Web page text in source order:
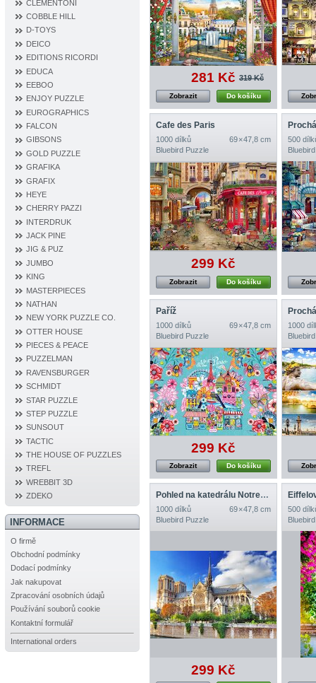
CLEMENTONI
COBBLE HILL
D‐TOYS
DEICO
EDITIONS RICORDI
EDUCA
EEBOO
ENJOY PUZZLE
EUROGRAPHICS
FALCON
GIBSONS
GOLD PUZZLE
GRAFIKA
GRAFIX
HEYE
CHERRY PAZZI
INTERDRUK
JACK PINE
JIG & PUZ
JUMBO
KING
MASTERPIECES
NATHAN
NEW YORK PUZZLE CO.
OTTER HOUSE
PIECES & PEACE
PUZZELMAN
RAVENSBURGER
SCHMIDT
STAR PUZZLE
STEP PUZZLE
SUNSOUT
TACTIC
THE HOUSE OF PUZZLES
TREFL
WREBBIT 3D
ZDEKO
INFORMACE
O firmě
Obchodní podmínky
Dodací podmínky
Jak nakupovat
Zpracování osobních údajů
Používání souborů cookie
Kontaktní formulář
International orders
281 Kč 319 Kč
Do košíku
Zobrazit
Cafe des Paris
1000 dílků
69 × 47,8 cm
Bluebird Puzzle
299 Kč
Do košíku
Zobrazit
500
Paříž
1000 dílků
69 × 47,8 cm
Bluebird Puzzle
299 Kč
Do košíku
Zobrazit
1000
Pohled na katedrálu Notre‐Dame v Paříži
1000 dílků
69 × 47,8 cm
Bluebird Puzzle
299 Kč
500